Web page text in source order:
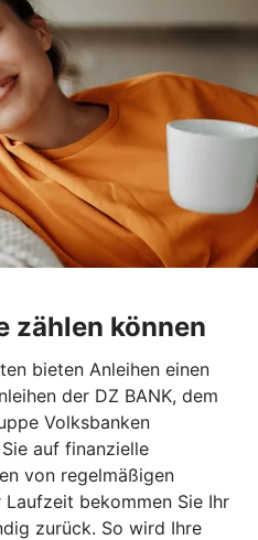
zählen können
bieten Anleihen einen
der DZ BANK, dem
Volksbanken
auf finanzielle
von regelmäßigen
Laufzeit bekommen Sie Ihr
zurück. So wird Ihre